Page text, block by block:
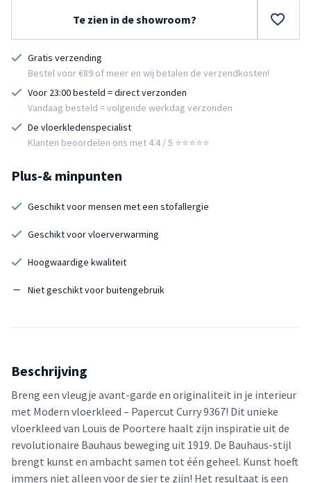
Te zien in de showroom?
Gratis verzending
Bestel voor €89 of meer en wij betalen de verzendkosten!
Voor 23:00 besteld = direct verzonden
Vandaag besteld = volgende werkdag verzonden
De vloerkledenspecialist
Klanten beoordelen ons met 4.4 / 5 ⭐⭐⭐⭐⭐
Plus-& minpunten
Geschikt voor mensen met een stofallergie
Geschikt voor vloerverwarming
Hoogwaardige kwaliteit
Niet geschikt voor buitengebruik
Beschrijving
Breng een vleugje avant-garde en originaliteit in je interieur
met Modern vloerkleed – Papercut Curry 9367! Dit unieke
vloerkleed van Louis de Poortere haalt zijn inspiratie uit de
revolutionaire Bauhaus beweging uit 1919. De Bauhaus-stijl
brengt kunst en ambacht samen tot één geheel. Kunst hoeft
immers niet alleen voor de sier te zijn! Het resultaat is een